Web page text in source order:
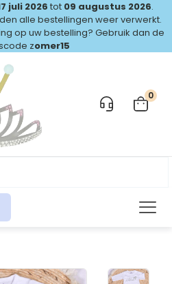
juli 2026 tot 09 augustus 2026.
alle bestellingen weer verwerkt.
op uw bestelling? Gebruik dan de
zomer15
0